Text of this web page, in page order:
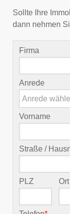
Sollte Ihre
dann nehmen
Firma
Anrede
Anrede
Vorname
Straße /
PLZ Ort